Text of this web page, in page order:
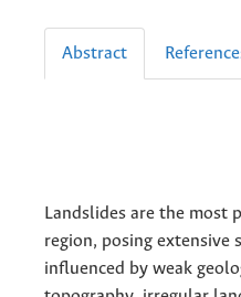
Abstract
Landslides are the most
region, posing extensive
influenced by weak